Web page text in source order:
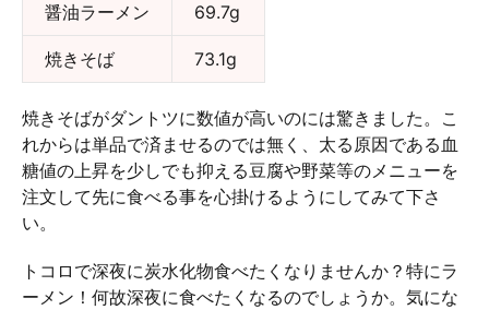
醤油ラーメン 69.7g
焼きそば 73.1g
焼きそばがダントツに数値が高いのには驚きました。こ
れからは単品で済ませるのでは無く、太る原因である血
糖値の上昇を少しでも抑える豆腐や野菜等のメニューを
注文して先に食べる事を心掛けるようにしてみて下さ
い。
トコロで深夜に炭水化物食べたくなりませんか？特にラ
ーメン！何故深夜に食べたくなるのでしょうか。気にな